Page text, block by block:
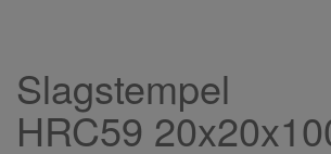
Slagstempel
HRC59